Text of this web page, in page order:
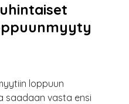
loppuun
saadaan vasta ensi